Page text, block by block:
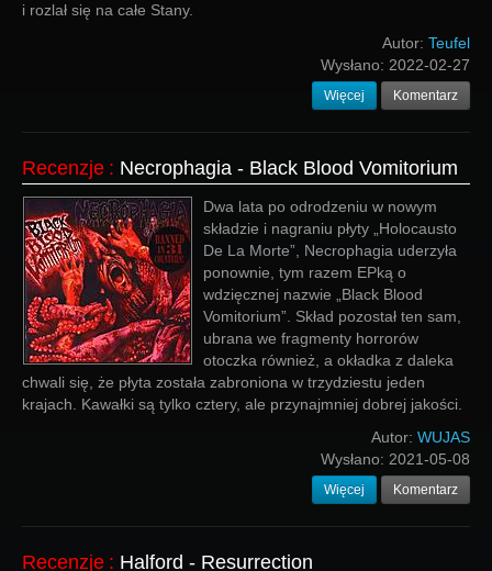
i rozlał się na całe Stany.
Autor: Teufel
Wysłano: 2022-02-27
Więcej Komentarz
Recenzje : Necrophagia - Black Blood Vomitorium
Dwa lata po odrodzeniu w nowym
składzie i nagraniu płyty „Holocausto
De La Morte”, Necrophagia uderzyła
ponownie, tym razem EPką o
wdzięcznej nazwie „Black Blood
Vomitorium”. Skład pozostał ten sam,
ubrana we fragmenty horrorów
otoczka również, a okładka z daleka
chwali się, że płyta została zabroniona w trzydziestu jeden
krajach. Kawałki są tylko cztery, ale przynajmniej dobrej jakości.
Autor: WUJAS
Wysłano: 2021-05-08
Więcej Komentarz
Recenzje : Halford - Resurrection